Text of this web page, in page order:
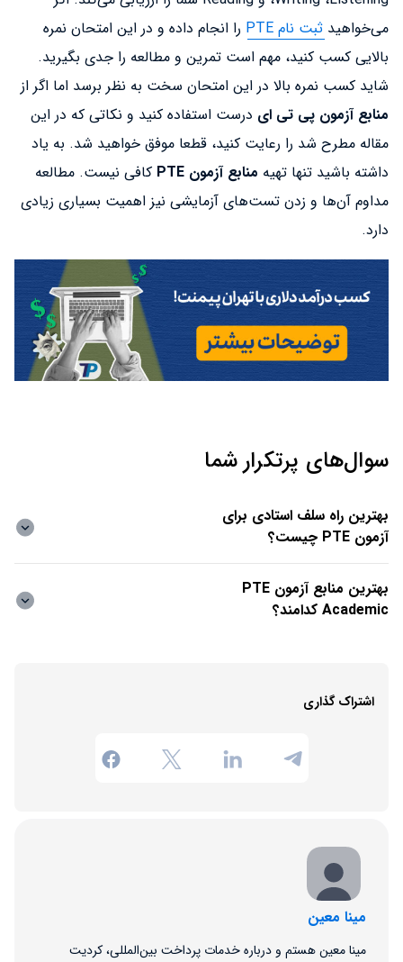
می‌خواهید ثبت نام PTE
را انجام داده و در این امتحان نمره
بالایی کسب کنید، مهم است تمرین و مطالعه را جدی بگیرید.
شاید کسب نمره بالا در این امتحان سخت به نظر برسد اما اگر از
منابع آزمون پی تی ای درست استفاده کنید و نکاتی که در این
مقاله مطرح شد را رعایت کنید، قطعا موفق خواهید شد. به یاد
داشته باشید تنها تهیه منابع آزمون PTE
کافی نیست. مطالعه
مداوم آن‌ها و زدن تست‌های آزمایشی نیز اهمیت بسیاری زیادی
دارد.
سوال‌های پرتکرار شما
بهترین راه سلف استادی برای
آزمون PTE چیست؟
بهترین منابع آزمون PTE
Academic کدامند؟
اشتراک گذاری
مینا معین
مینا معین هستم و درباره خدمات پرداخت بین‌المللی، کردیت